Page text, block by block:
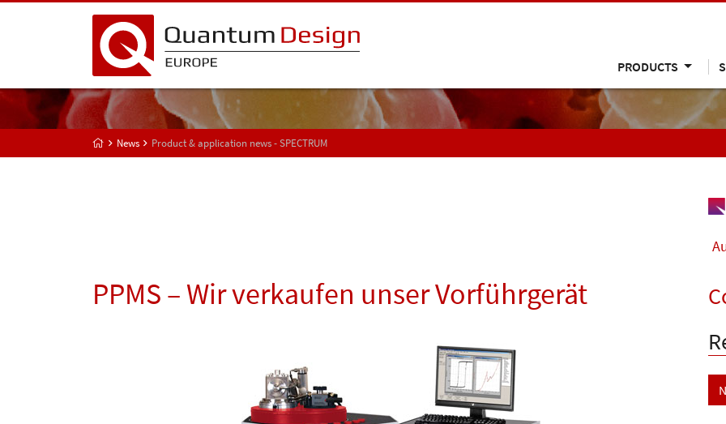
PRODUCTS
News Product & application news - SPECTRUM
PPMS – Wir verkaufen unser Vorführgerät